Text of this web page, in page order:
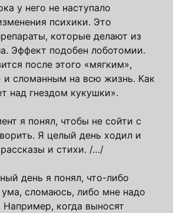
у него не наступало
психики. Это
которые делают из
Эффект подобен лоботомии.
после этого «мягким»,
и сломанным на всю жизнь. Как
над гнездом кукушки».
я понял, чтобы не сойти с
Я целый день ходил и
и стихи. /…/
день я понял, что-либо
сломаюсь, либо мне надо
когда выносят